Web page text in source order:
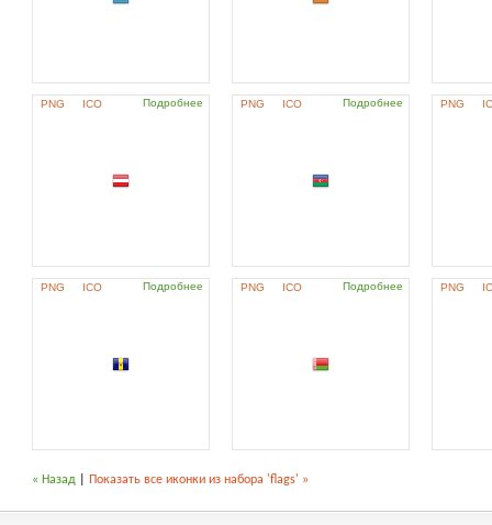
PNG ICO Подробнее PNG ICO Подробнее PNG
PNG ICO Подробнее PNG ICO Подробнее PNG
« Назад Показать все иконки из набора 'flags' »